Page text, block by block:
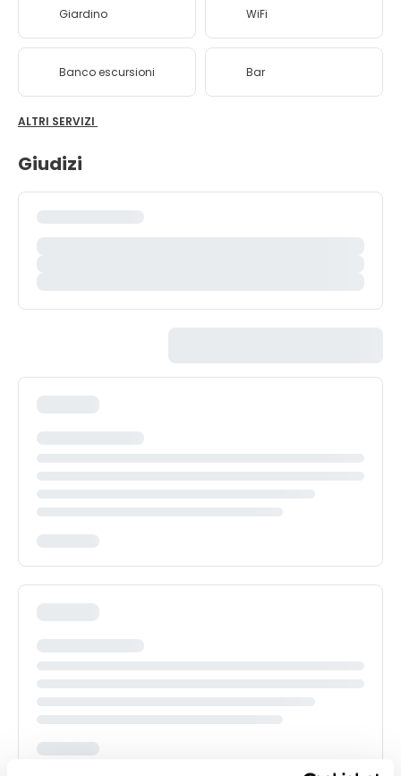
Giardino WiFi
Banco escursioni Bar
ALTRI SERVIZI
Giudizi